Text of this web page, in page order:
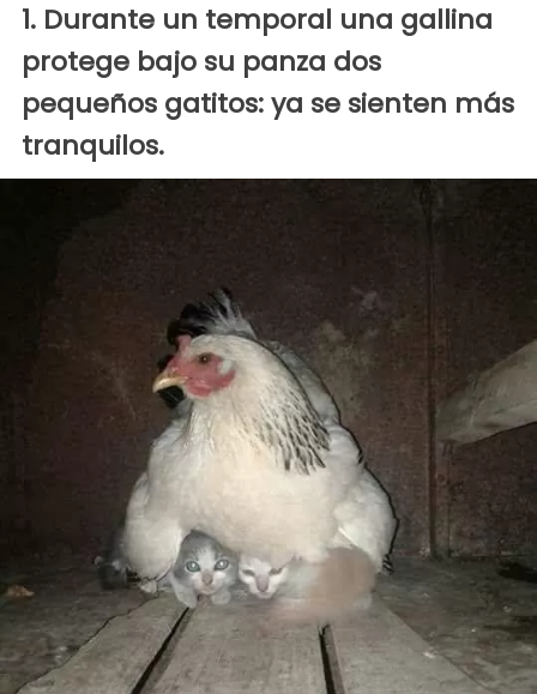
1. Durante un temporal una gallina
protege bajo su panza dos
pequeños gatitos: ya se sienten más
tranquilos.